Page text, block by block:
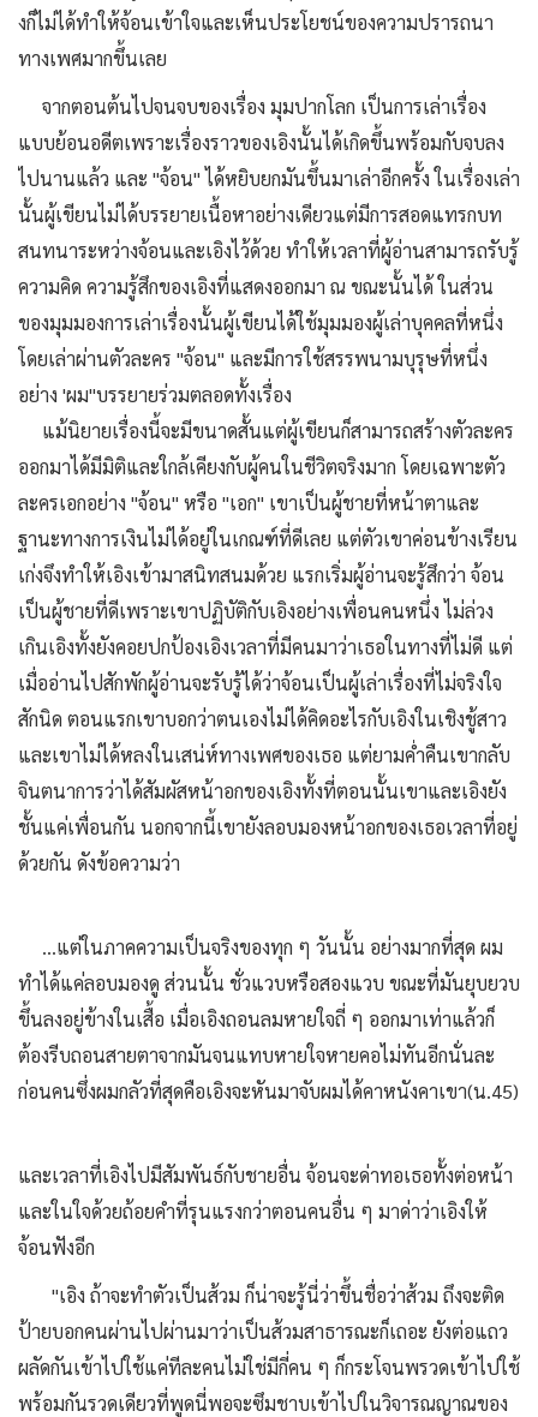
งก็ไม่ได้ทำให้จ้อนเข้าใจและเห็นประโยชน์ของความปรารถนา
ทางเพศมากขึ้นเลย
จากตอนต้นไปจนจบของเรื่อง มุมปากโลก เป็นการเล่าเรื่อง
แบบย้อนอดีตเพราะเรื่องราวของเอิงนั้นได้เกิดขึ้นพร้อมกับจบลง
ไปนานแล้ว และ "จ้อน" ได้หยิบยกมันขึ้นมาเล่าอีกครั้ง ในเรื่องเล่า
นั้นผู้เขียนไม่ได้บรรยายเนื้อหาอย่างเดียวแต่มีการสอดแทรกบท
สนทนาระหว่างจ้อนและเอิงไว้ด้วย ทำให้เวลาที่ผู้อ่านสามารถรับรู้
ความคิด ความรู้สึกของเอิงที่แสดงออกมา ณ ขณะนั้นได้ ในส่วน
ของมุมมองการเล่าเรื่องนั้นผู้เขียนได้ใช้มุมมองผู้เล่าบุคคลที่หนึ่ง
โดยเล่าผ่านตัวละคร "จ้อน" และมีการใช้สรรพนามบุรุษที่หนึ่ง
อย่าง 'ผม"บรรยายร่วมตลอดทั้งเรื่อง
แม้นิยายเรื่องนี้จะมีขนาดสั้นแต่ผู้เขียนก็สามารถสร้างตัวละคร
ออกมาได้มีมิติและใกล้เคียงกับผู้คนในชีวิตจริงมาก โดยเฉพาะตัว
ละครเอกอย่าง "จ้อน" หรือ "เอก" เขาเป็นผู้ชายที่หน้าตาและ
ฐานะทางการเงินไม่ได้อยู่ในเกณฑ์ที่ดีเลย แต่ตัวเขาค่อนข้างเรียน
เก่งจึงทำให้เอิงเข้ามาสนิทสนมด้วย แรกเริ่มผู้อ่านจะรู้สึกว่า จ้อน
เป็นผู้ชายที่ดีเพราะเขาปฏิบัติกับเอิงอย่างเพื่อนคนหนึ่ง ไม่ล่วง
เกินเอิงทั้งยังคอยปกป้องเอิงเวลาที่มีคนมาว่าเธอในทางที่ไม่ดี แต่
เมื่ออ่านไปสักพักผู้อ่านจะรับรู้ได้ว่าจ้อนเป็นผู้เล่าเรื่องที่ไม่จริงใจ
สักนิด ตอนแรกเขาบอกว่าตนเองไม่ได้คิดอะไรกับเอิงในเชิงชู้สาว
และเขาไม่ได้หลงในเสน่ห์ทางเพศของเธอ แต่ยามค่ำคืนเขากลับ
จินตนาการว่าได้สัมผัสหน้าอกของเอิงทั้งที่ตอนนั้นเขาและเอิงยัง
ชั้นแค่เพื่อนกัน นอกจากนี้เขายังลอบมองหน้าอกของเธอเวลาที่อยู่
ด้วยกัน ดังข้อความว่า
...แต่ในภาคความเป็นจริงของทุก ๆ วันนั้น อย่างมากที่สุด ผม
ทำได้แค่ลอบมองดู ส่วนนั้น ชั่วแวบหรือสองแวบ ขณะที่มันยุบยวบ
ขึ้นลงอยู่ข้างในเสื้อ เมื่อเอิงถอนลมหายใจถี่ ๆ ออกมาเท่าแล้วก็
ต้องรีบถอนสายตาจากมันจนแทบหายใจหายคอไม่ทันอีกนั่นละ
ก่อนคนซึ่งผมกลัวที่สุดคือเอิงจะหันมาจับผมได้คาหนังคาเขา(น.45)
และเวลาที่เอิงไปมีสัมพันธ์กับชายอื่น จ้อนจะด่าทอเธอทั้งต่อหน้า
และในใจด้วยถ้อยคำที่รุนแรงกว่าตอนคนอื่น ๆ มาด่าว่าเอิงให้
จ้อนฟังอีก
"เอิง ถ้าจะทำตัวเป็นส้วม ก็น่าจะรู้นี่ว่าขึ้นชื่อว่าส้วม ถึงจะติด
ป้ายบอกคนผ่านไปผ่านมาว่าเป็นส้วมสาธารณะก็เถอะ ยังต่อแถว
ผลัดกันเข้าไปใช้แค่ทีละคนไม่ใช่มีกี่คน ๆ ก็กระโจนพรวดเข้าไปใช้
พร้อมกันรวดเดียวที่พูดนี่พอจะซึมชาบเข้าไปในวิจารณญาณของ